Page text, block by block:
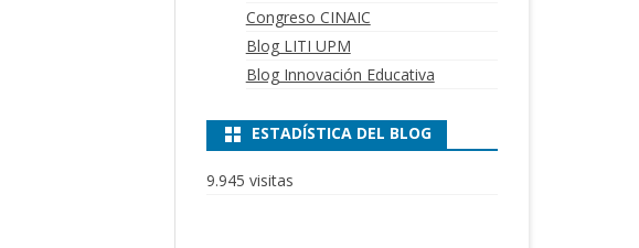
Congreso CINAIC
Blog LITI UPM
Blog Innovación Educativa
ESTADÍSTICA DEL BLOG
9.945 visitas